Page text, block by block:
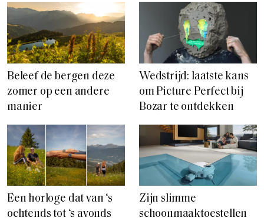
Beleef de bergen deze
zomer op een andere
manier
Wedstrijd: laatste kans
om Picture Perfect bij
Bozar te ontdekken
Een horloge dat van ‘s
ochtends tot ‘s avonds
Zijn slimme
schoonmaaktoestellen